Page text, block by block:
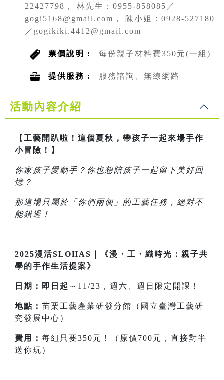
22427798， 林先生：0955-858085／
gogi5168@gmail.com， 陳小姐：0928-527180
／gogikiki.4412@gmail.com
票價說明 : 每份親子材料費350元(一組)
提供服務 : 服務諮詢、無線網路
活動內容介紹
【工藝開趴啦！這個夏秋，帶孩子一起來場手作
小冒險！】
你家孩子愛動手？你也想陪孩子一起留下美好回
憶？
那這場只屬於「你們兩個」的工藝任務，絕對不
能錯過！
2025漫活SLOHAS｜《漫・工・織時光：親子共
學的手作生活提案》
日期：即日起 ～11/23，週六、週日限定開課！
地點： 苗栗工藝產業研發分館（國立臺灣工藝研
究發展中心）
費用： 每組只要350元！（原價700元，直接對半
送你玩）